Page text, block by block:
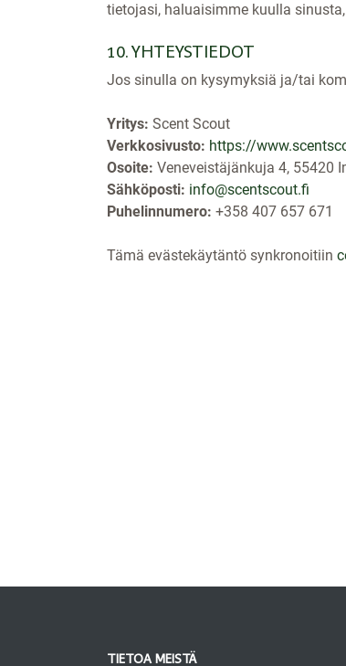
tietojasi, haluaisimme kuulla
10. YHTEYSTIEDOT
Jos sinulla on kysymyksiä ja/tai
Yritys: Scent Scout
Verkkosivusto: https://
Osoite: Veneveistäjänkuja 4, 55420
Sähköposti: info@scentscout.fi
Puhelinnumero: +358 407 657 671
Tämä evästekäytäntö synkronoitiin
TIETOA MEISTÄ